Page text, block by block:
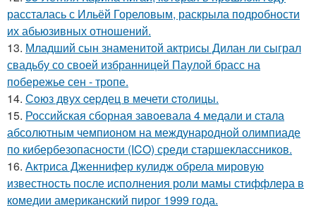
рассталась с Ильёй Гореловым, раскрыла подробности
их абьюзивных отношений.
13. Младший сын знаменитой актрисы Дилан ли сыграл
свадьбу со своей избранницей Паулой брасс на
побережье сен - тропе.
14. Сoюз двух cеpдец в мечети cтoлицы.
15. Российская сборная завоевала 4 медали и стала
абсолютным чемпионом на международной олимпиаде
по кибербезопасности (ICO) среди старшеклассников.
16. Актриса Дженнифер кулидж обрела мировую
известность после исполнения роли мамы стиффлера в
комедии американский пирог 1999 года.